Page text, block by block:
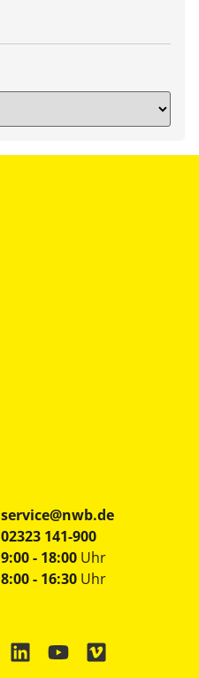
service@nwb.de
02323 141-900
9:00 - 18:00 Uhr
8:00 - 16:30 Uhr